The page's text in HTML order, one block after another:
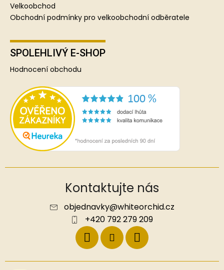
Velkoobchod
Obchodní podmínky pro velkoobchodní odběratele
SPOLEHLIVÝ E-SHOP
Hodnocení obchodu
Kontaktujte nás
objednavky@whiteorchid.cz
+420 792 279 209